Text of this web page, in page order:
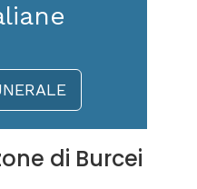
di Burcei